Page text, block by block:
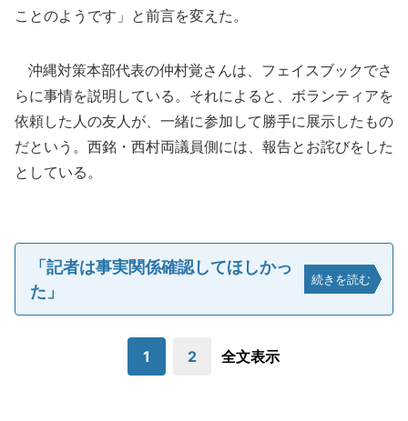
ことのようです」と前言を変えた。
沖縄対策本部代表の仲村覚さんは、フェイスブックでさ
らに事情を説明している。それによると、ボランティアを
依頼した人の友人が、一緒に参加して勝手に展示したもの
だという。西銘・西村両議員側には、報告とお詫びをした
としている。
「記者は事実関係確認してほしかっ
た」
続きを読む
1 2 全文表示